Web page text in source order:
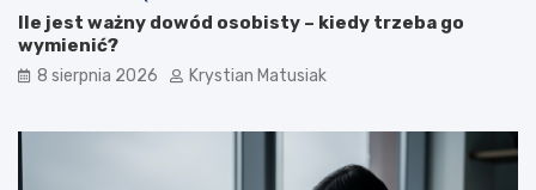
y
s
k
a
ć
Ile jest ważny dowód osobisty – kiedy trzeba go
wymienić?
8 sierpnia 2026 Krystian Matusiak